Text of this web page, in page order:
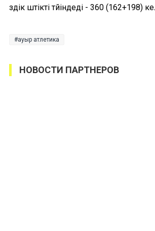
үздік үштікті түйіндеді - 360 (162+198)
ауыр атлетика
НОВОСТИ ПАРТНЕРОВ